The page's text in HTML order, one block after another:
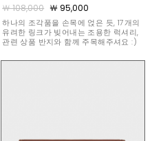
￦ 108,000 ￦ 95,000
하나의 조각품을 손목에 얹은 듯, 17개의
유려한 링크가 빚어내는 조용한 럭셔리,
관련 상품 반지와 함께 주목해주셔요 :)